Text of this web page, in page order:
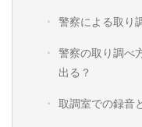
警察による取り
警察の取り調べ
出る？
取調室での録音